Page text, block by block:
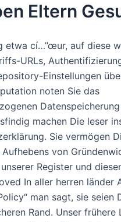
Eltern
etwa cí…”œur, auf diese
URLs,
Einstellungen
noten Sie das
machen Die leser
Sie vermögen
von
Register und
In aller herren länder
man sagt, sie seien
Rand. Unser frühere